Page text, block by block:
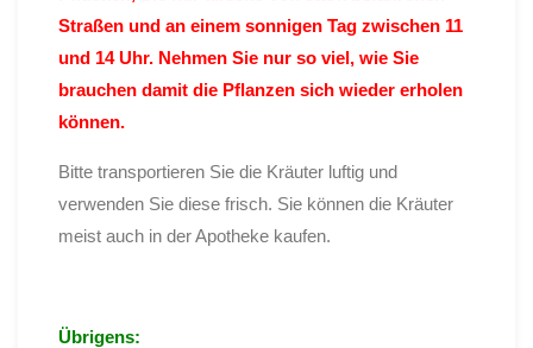
Straßen und an einem sonnigen Tag zwischen 11
und 14 Uhr. Nehmen Sie nur so viel, wie Sie
brauchen damit die Pflanzen sich wieder erholen
können.
Bitte transportieren Sie die Kräuter luftig und
verwenden Sie diese frisch. Sie können die Kräuter
meist auch in der Apotheke kaufen.
Übrigens: